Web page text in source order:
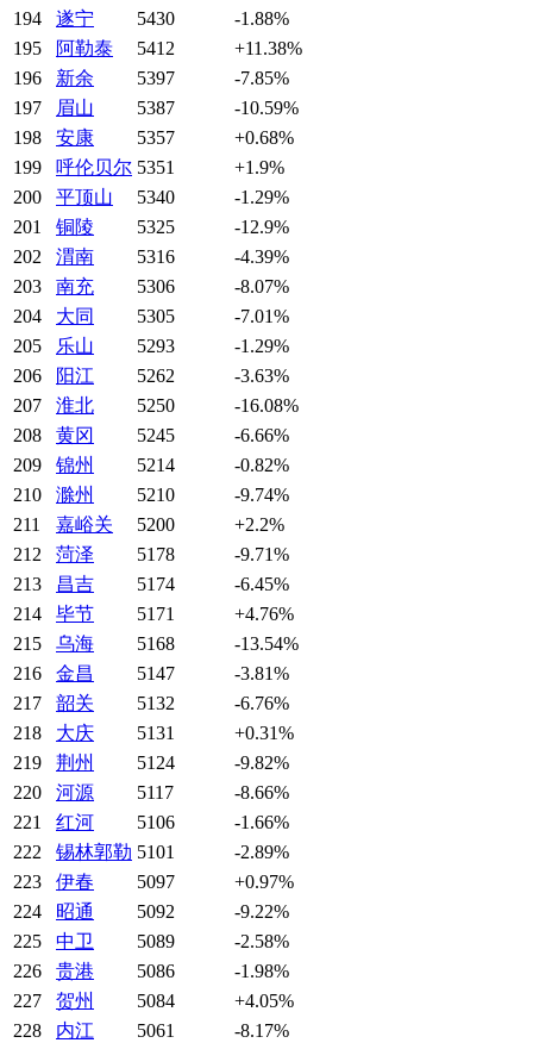
194
遂宁 5430
-1.88%
195
阿勒泰 5412
+11.38%
196
新余 5397
-7.85%
197
眉山 5387
-10.59%
198
安康 5357
+0.68%
199
呼伦贝尔 5351
+1.9%
200
平顶山 5340
-1.29%
201
铜陵 5325
-12.9%
202
渭南 5316
-4.39%
203
南充 5306
-8.07%
204
大同 5305
-7.01%
205
乐山 5293
-1.29%
206
阳江 5262
-3.63%
207
淮北 5250
-16.08%
208
黄冈 5245
-6.66%
209
锦州 5214
-0.82%
210
滁州 5210
-9.74%
211
嘉峪关 5200
+2.2%
212
菏泽 5178
-9.71%
213
昌吉 5174
-6.45%
214
毕节 5171
+4.76%
215
乌海 5168
-13.54%
216
金昌 5147
-3.81%
217
韶关 5132
-6.76%
218
大庆 5131
+0.31%
219
荆州 5124
-9.82%
220
河源 5117
-8.66%
221
红河 5106
-1.66%
222
锡林郭勒 5101
-2.89%
223
伊春 5097
+0.97%
224
昭通 5092
-9.22%
225
中卫 5089
-2.58%
226
贵港 5086
-1.98%
227
贺州 5084
+4.05%
228
内江 5061
-8.17%